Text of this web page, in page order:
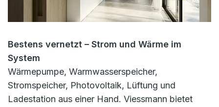
Bestens vernetzt – Strom und Wärme im
System
Wärmepumpe, Warmwasserspeicher,
Stromspeicher, Photovoltaik, Lüftung und
Ladestation aus einer Hand. Viessmann bietet